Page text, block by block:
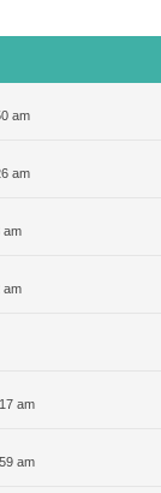
am
am
am
am
am
am